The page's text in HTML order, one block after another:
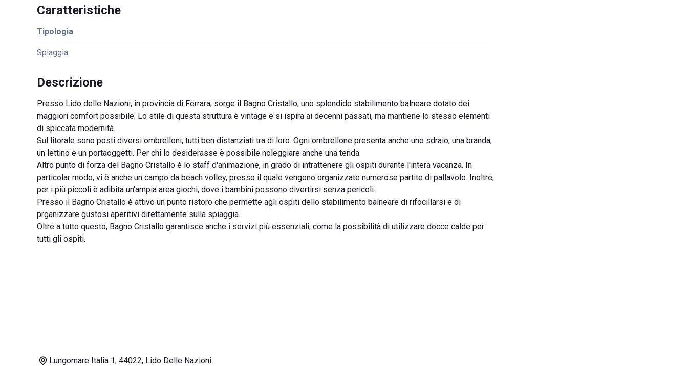
Caratteristiche
Tipologia
Spiaggia
Descrizione
Presso Lido delle Nazioni, in provincia di Ferrara, sorge il Bagno Cristallo, uno splendido stabilimento balneare dotato dei
maggiori comfort possibile. Lo stile di questa struttura è vintage e si ispira ai decenni passati, ma mantiene lo stesso elementi
di spiccata modernità.
Sul litorale sono posti diversi ombrelloni, tutti ben distanziati tra di loro. Ogni ombrellone presenta anche uno sdraio, una branda,
un lettino e un portaoggetti. Per chi lo desiderasse è possibile noleggiare anche una tenda.
Altro punto di forza del Bagno Cristallo è lo staff d'animazione, in grado di intrattenere gli ospiti durante l'intera vacanza. In
particolar modo, vi è anche un campo da beach volley, presso il quale vengono organizzate numerose partite di pallavolo. Inoltre,
per i più piccoli è adibita un'ampia area giochi, dove i bambini possono divertirsi senza pericoli.
Presso il Bagno Cristallo è attivo un punto ristoro che permette agli ospiti dello stabilimento balneare di rifocillarsi e di
prganizzare gustosi aperitivi direttamente sulla spiaggia.
Oltre a tutto questo, Bagno Cristallo garantisce anche i servizi più essenziali, come la possibilità di utilizzare docce calde per
tutti gli ospiti.
Lungomare Italia 1, 44022, Lido Delle Nazioni